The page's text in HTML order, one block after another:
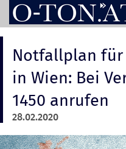
PRESSEMAPPEN
ASSISTENT
Notfallplan
in Wien: Bei
1450 anrufen
28.02.2020